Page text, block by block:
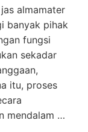
almamater
banyak pihak
fungsi
sekadar
itu, proses
mendalam …